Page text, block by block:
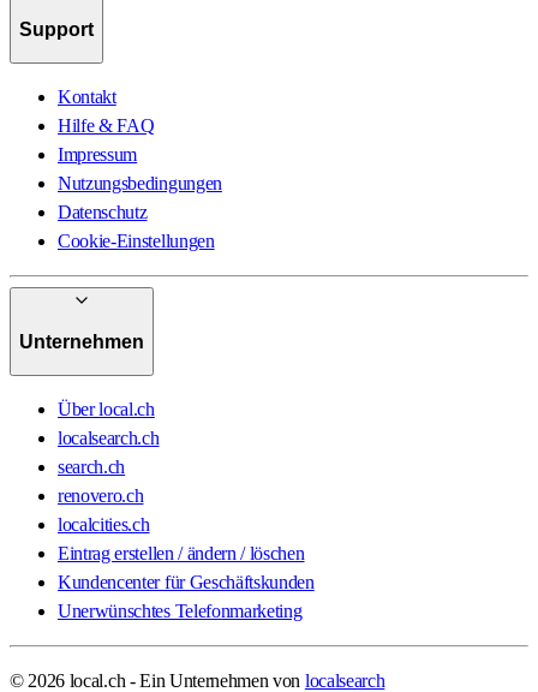
Support
Kontakt
Hilfe & FAQ
Impressum
Nutzungsbedingungen
Datenschutz
Cookie-Einstellungen
Unternehmen
Über local.ch
localsearch.ch
search.ch
renovero.ch
localcities.ch
Eintrag erstellen / ändern / löschen
Kundencenter für Geschäftskunden
Unerwünschtes Telefonmarketing
© 2026 local.ch - Ein Unternehmen von localsearch